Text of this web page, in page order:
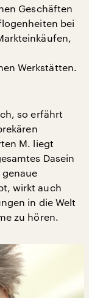
Geschäften
bei
Werkstätten.
so erfährt
M. liegt
Dasein
wirkt auch
in die Welt
zu hören.